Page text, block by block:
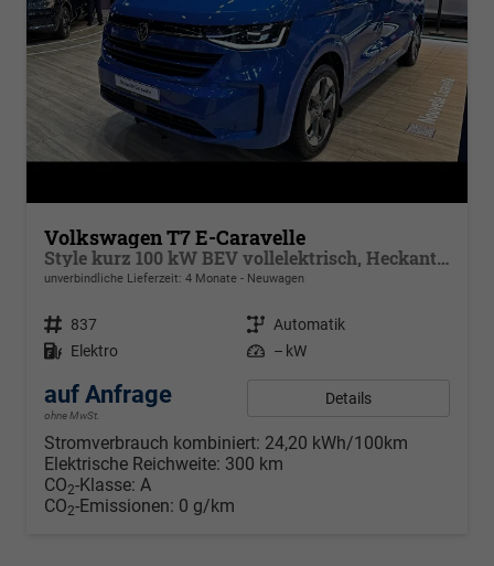
Volkswagen T7 E-Caravelle
Style kurz 100 kW BEV vollelektrisch, Heckantrieb, 8 Sitze, Navigationssystem Discover Media, Klimaautomatik 3 Zonen, dunkel eingefärbte Scheiben, Fahrerassistenzpaket Plus,
unverbindliche Lieferzeit: 4 Monate Neuwagen
Fahrzeugnr. 837 Getriebe Automatik
Kraftstoff Elektro Leistung – kW
auf Anfrage
ohne MwSt.
Details
Stromverbrauch kombiniert: 24,20 kWh/100km
Elektrische Reichweite: 300 km
CO2-Klasse: A
CO2-Emissionen: 0 g/km